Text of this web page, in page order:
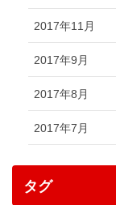
2017年11月
2017年9月
2017年8月
2017年7月
タグ